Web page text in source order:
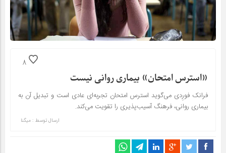
8
«استرس امتحان» بیماری روانی نیست
فرانک فورِدی می‌گوید استرس امتحان تجربه‌ای عادی است و تبدیل آن به
بیماری روانی، فرهنگ آسیب‌پذیری را تقویت می‌کند.
ارسال توسط : میگنا